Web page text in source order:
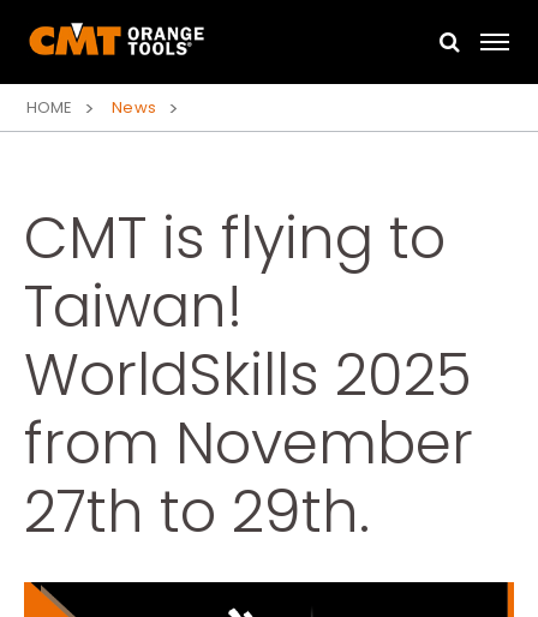
HOME News
CMT is flying to
Taiwan!
WorldSkills 2025
from November
27th to 29th.